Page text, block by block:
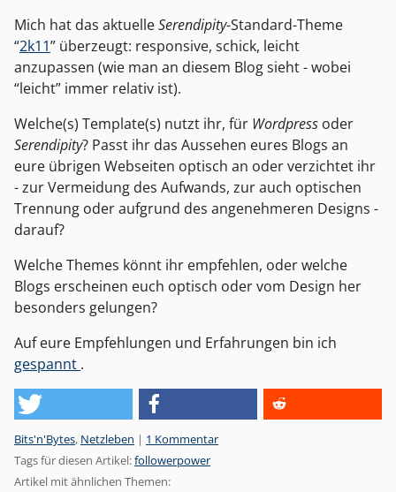
Mich hat das aktuelleSerendipity-Standard-Theme
“2k11” überzeugt: responsive, schick, leicht
anzupassen (wie man an diesem Blog sieht - wobei
“leicht” immer relativ ist).
Welche(s) Template(s) nutzt ihr, für Wordpress oder
Serendipity? Passt ihr das Aussehen eures Blogs an
eure übrigen Webseiten optisch an oder verzichtet ihr
- zur Vermeidung des Aufwands, zur auch optischen
Trennung oder aufgrund des angenehmeren Designs -
darauf?
Welche Themes könnt ihr empfehlen, oder welche
Blogs erscheinen euch optisch oder vom Design her
besonders gelungen?
Auf eure Empfehlungen und Erfahrungen bin ich
gespannt .
Kategorien:
Bits'n'Bytes, Netzleben | 1 Kommentar
Tags für diesen Artikel:followerpower
Artikel mit ähnlichen Themen: